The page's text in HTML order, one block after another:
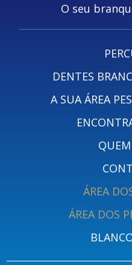
O seu
DENTES
A SUA ÁREA
ÁREA
ÁREA DOS